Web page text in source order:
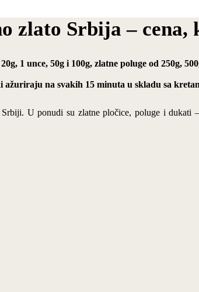
zlato Srbija – cena,
1 unce, 50g i 100g, zlatne poluge od 250g,
ažuriraju na svakih 15 minuta u skladu sa
U ponudi su zlatne pločice, poluge i dukati